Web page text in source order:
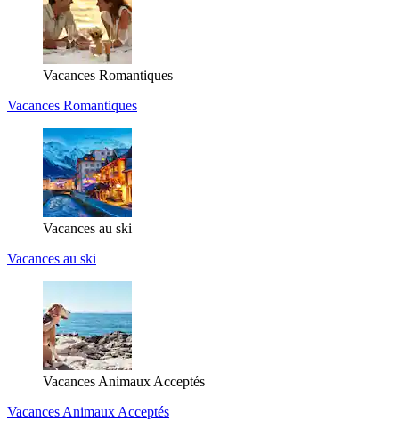
Vacances Romantiques
Vacances Romantiques
Vacances au ski
Vacances au ski
Vacances Animaux Acceptés
Vacances Animaux Acceptés